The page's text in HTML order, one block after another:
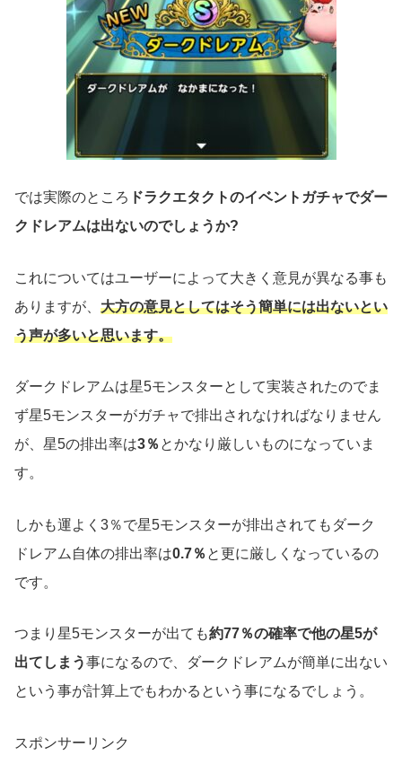
では実際のところ ドラクエタクトのイベントガチャでダー
クドレアムは出ないのでしょうか?
これについてはユーザーによって大きく意見が異なる事も
ありますが、 大方の意見としてはそう簡単には出ないとい
う声が多いと思います。
ダークドレアムは星5モンスターとして実装されたのでま
ず星5モンスターがガチャで排出されなければなりません
が、星5の排出率は3％ とかなり厳しいものになっていま
す。
しかも運よく3％で星5モンスターが排出されてもダーク
ドレアム自体の排出率は0.7％ と更に厳しくなっているの
です。
つまり星5モンスターが出ても約77％の確率で他の星5が
出てしまう事になるので、ダークドレアムが簡単に出ない
という事が計算上でもわかるという事になるでしょう。
スポンサーリンク